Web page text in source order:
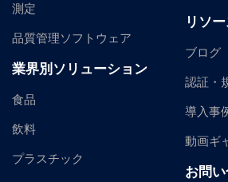
測定
品質管理ソフトウェア
業界別ソリューション
食品
飲料
プラスチック
リソ
ブログ
認証・
導入事
動画ギ
お問